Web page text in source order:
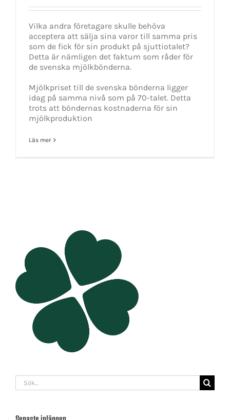
Vilka andra företagare skulle behöva
acceptera att sälja sina varor till samma pris
som de fick för sin produkt på sjuttiotalet?
Detta är nämligen det faktum som råder för
de svenska mjölkbönderna.
Mjölkpriset till de svenska bönderna ligger
idag på samma nivå som på 70-talet. Detta
trots att böndernas kostnaderna för sin
mjölkproduktion
Läs mer
Sök
efter: